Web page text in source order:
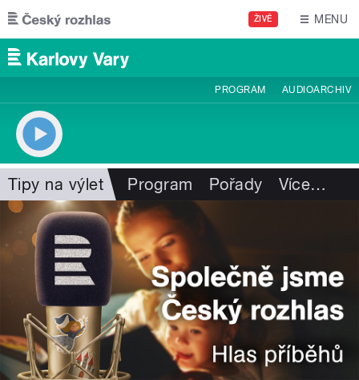
Přejít k hlavnímu obsahu
ŽIVĚ MENU
PROGRAM AUDIOARCHIV
Tipy na výlet Program Pořady Více…